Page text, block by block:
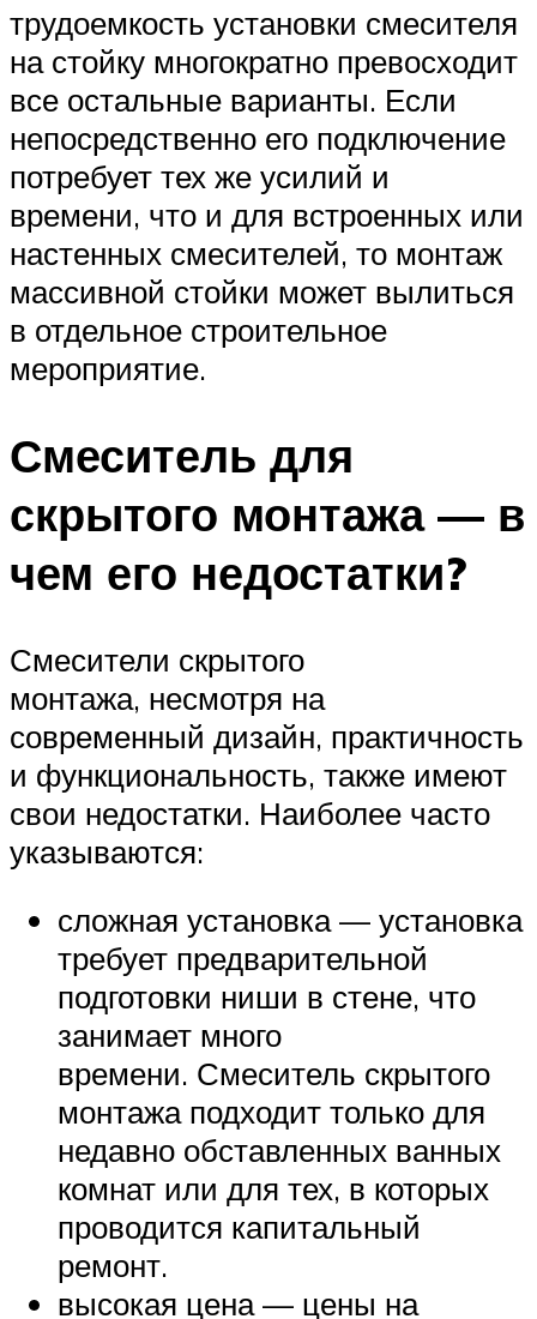
трудоемкость установки смесителя
на стойку многократно превосходит
все остальные варианты. Если
непосредственно его подключение
потребует тех же усилий и
времени, что и для встроенных или
настенных смесителей, то монтаж
массивной стойки может вылиться
в отдельное строительное
мероприятие.
Смеситель для
скрытого монтажа — в
чем его недостатки?
Смесители скрытого
монтажа, несмотря на
современный дизайн, практичность
и функциональность, также имеют
свои недостатки. Наиболее часто
указываются:
сложная установка — установка
требует предварительной
подготовки ниши в стене, что
занимает много
времени. Смеситель скрытого
монтажа подходит только для
недавно обставленных ванных
комнат или для тех, в которых
проводится капитальный
ремонт.
высокая цена — цены на